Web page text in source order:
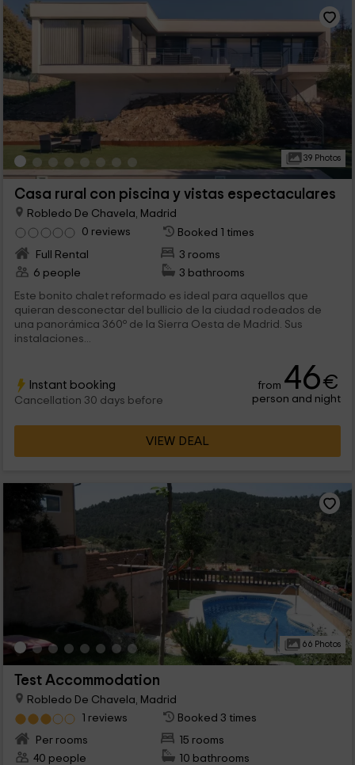
39 Photos
Casa rural con piscina y vistas espectaculares
Robledo De Chavela, Madrid
0 reviews
Booked 1 times
Full Rental
3 rooms
6 people
3 bathrooms
Este bonito chalet reformado es ideal para aquellos que
quieran desconectar del bullicio de la ciudad rodeados de
una panorámica 360º de la Sierra Oesta de Madrid. Sus
instalaciones...
Instant booking
Cancellation 30 days before
from 46€
person and night
VIEW DEAL
66 Photos
Test Accommodation
Robledo De Chavela, Madrid
1 reviews
Booked 3 times
Per rooms
15 rooms
40 people
10 bathrooms